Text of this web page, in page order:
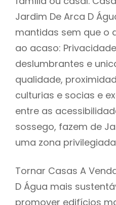
Jardim De Arca D
mantidas sem que o
ao acaso:
deslumbrantes e
qualidade,
culturias e socias e
entre as
sossego, fazem de
uma zona
Tornar Casas A
D Água mais
promover edifícios